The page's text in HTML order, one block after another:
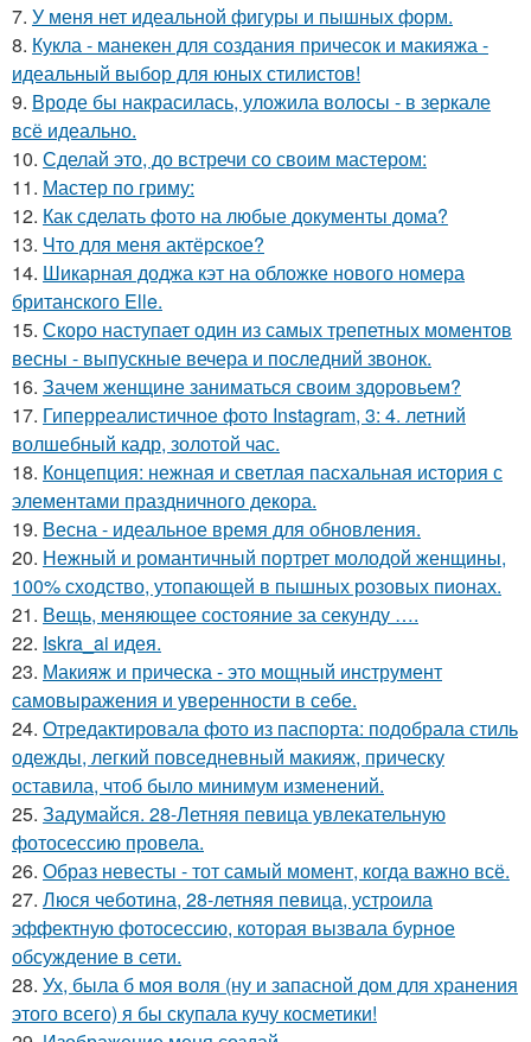
7. У меня нет идеальной фигуры и пышных форм.
8. Кукла - манекен для создания причесок и макияжа -
идеальный выбор для юных стилистов!
9. Вроде бы накрасилась, уложила волосы - в зеркале
всё идеально.
10. Сделай это, до встречи со своим мастером:
11. Мастер по гриму:
12. Как сделать фото на любые документы дома?
13. Что для меня актёрское?
14. Шикарная доджа кэт на обложке нового номера
британского Elle.
15. Скоро наступает один из самых трепетных моментов
весны - выпускные вечера и последний звонок.
16. Зачем женщине заниматься своим здоровьем?
17. Гиперреалистичное фото Instagram, 3: 4. летний
волшебный кадр, золотой час.
18. Концепция: нежная и светлая пасхальная история с
элементами праздничного декора.
19. Весна - идеальное время для обновления.
20. Нежный и романтичный портрет молодой женщины,
100% сходство, утопающей в пышных розовых пионах.
21. Вещь, меняющее состояние за секунду ….
22. Iskra_ai идея.
23. Макияж и прическа - это мощный инструмент
самовыражения и уверенности в себе.
24. Отредактировала фото из паспорта: подобрала стиль
одежды, легкий повседневный макияж, прическу
оставила, чтоб было минимум изменений.
25. Задумайся. 28-Летняя певица увлекательную
фотосессию провела.
26. Образ невесты - тот самый момент, когда важно всё.
27. Люся чеботина, 28-летняя певица, устроила
эффектную фотосессию, которая вызвала бурное
обсуждение в сети.
28. Ух, была б моя воля (ну и запасной дом для хранения
этого всего) я бы скупала кучу косметики!